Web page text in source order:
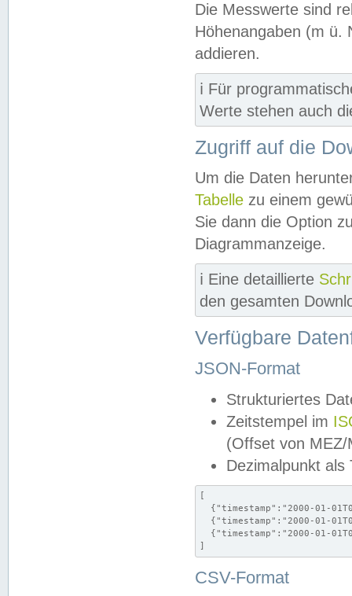
Die Messwerte sind
Höhenangaben (m ü.
addieren.
ℹ️ Für
Werte stehen auch
Zugriff auf die
Um die Daten
Tabelle zu einem
Sie dann die Option
Diagrammanzeige.
ℹ️ Eine detaillierte
den gesamten
Verfügbare
JSON-Format
Strukturiertes
Zeitstempel im
(Offset von MEZ/
Dezimalpunkt als
[
{"timestamp":"2000-01-
{"timestamp":"2000-01-
{"timestamp":"2000-01-
]
CSV-Format